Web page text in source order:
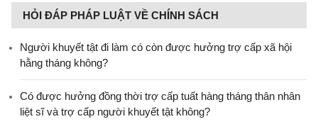
HỎI ĐÁP PHÁP LUẬT VỀ CHÍNH SÁCH
Người khuyết tật đi làm có còn được hưởng trợ cấp xã hội
hằng tháng không?
​Có được hưởng đồng thời trợ cấp tuất hàng tháng thân nhân
liệt sĩ và trợ cấp người khuyết tật không?